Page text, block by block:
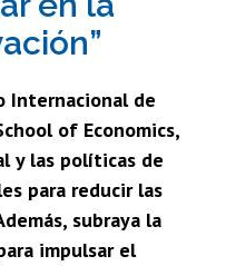
Internacional de
of Economics,
y las políticas de
para reducir las
subraya la
impulsar el